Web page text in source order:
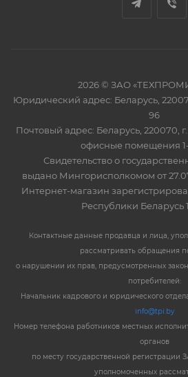
2026 © ЗАО
Юридический адрес: Беларусь,
96
Почтовый адрес: Беларусь, 220070,
офисные помещения
Свидетельство о
выдано Мингорисполкомом от
Интернет-магазин
Республики Беларусь
Контактные данные продавца и лица,
рассматривать обращения
о нарушении их прав, предусмотренных
потребителей:
Начальник кадрового и юридического
info@tpi.by
Номер телефона работников местных
органов
по месту государственной
уполномоченных